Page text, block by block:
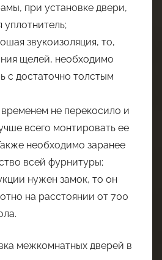
при установке двери,
уплотнитель;
звукоизоляция, то,
щелей, необходимо
с достаточно толстым
не перекосило и
всего монтировать ее
необходимо заранее
всей фурнитуры;
нужен замок, то он
на расстоянии от 700